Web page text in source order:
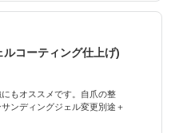
コーティング仕上げ)
もオススメです。自爪の整
ンディングジェル変更別途＋